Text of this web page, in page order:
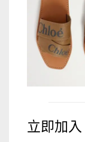
立即加入